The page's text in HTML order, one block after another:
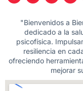
"Bienvenidos a
dedicado a la
psicofísica.
resiliencia en
ofreciendo
mejorar